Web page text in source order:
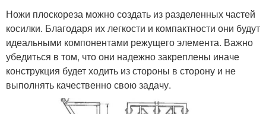
Ножи плоскореза можно создать из разделенных частей
косилки. Благодаря их легкости и компактности они будут
идеальными компонентами режущего элемента. Важно
убедиться в том, что они надежно закреплены иначе
конструкция будет ходить из стороны в сторону и не
выполнять качественно свою задачу.